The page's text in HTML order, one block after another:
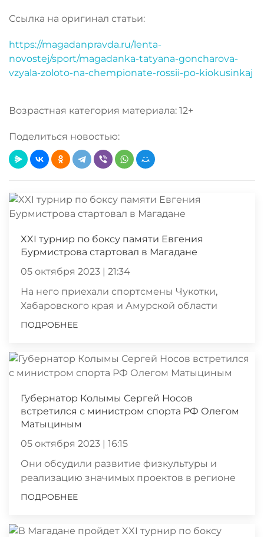
Ссылка на оригинал статьи:
https://magadanpravda.ru/lenta-
novostej/sport/magadanka-tatyana-goncharova-
vzyala-zoloto-na-chempionate-rossii-po-kiokusinkaj
Возрастная категория материала: 12+
Поделиться новостью:
XXI турнир по боксу памяти Евгения
Бурмистрова стартовал в Магадане
05 октября 2023 | 21:34
На него приехали спортсмены Чукотки,
Хабаровского края и Амурской области
ПОДРОБНЕЕ
Губернатор Колымы Сергей Носов
встретился с министром спорта РФ Олегом
Матыциным
05 октября 2023 | 16:15
Они обсудили развитие физкультуры и
реализацию значимых проектов в регионе
ПОДРОБНЕЕ